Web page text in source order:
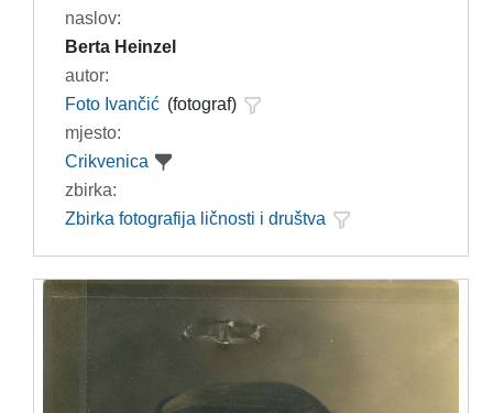
naslov:
Berta Heinzel
autor:
Foto Ivančić (fotograf)
mjesto:
Crikvenica
zbirka:
Zbirka fotografija ličnosti i društva